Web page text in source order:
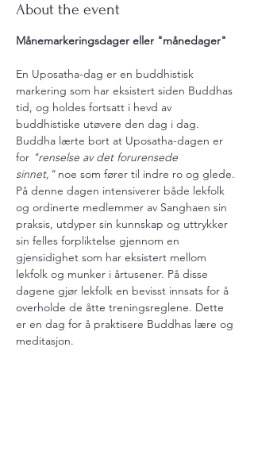
About the event
Månemarkeringsdager eller "månedager"
En Uposatha-dag er en buddhistisk
markering som har eksistert siden Buddhas
tid, og holdes fortsatt i hevd av
buddhistiske utøvere den dag i dag.
Buddha lærte bort at Uposatha-dagen er
for "renselse av det forurensede
sinnet," noe som fører til indre ro og glede.
På denne dagen intensiverer både lekfolk
og ordinerte medlemmer av Sanghaen sin
praksis, utdyper sin kunnskap og uttrykker
sin felles forpliktelse gjennom en
gjensidighet som har eksistert mellom
lekfolk og munker i årtusener. På disse
dagene gjør lekfolk en bevisst innsats for å
overholde de åtte treningsreglene. Dette
er en dag for å praktisere Buddhas lære og
meditasjon.